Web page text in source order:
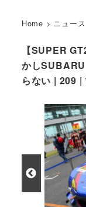
Home > ニュー
【SUPER
かし
らない | 209 |